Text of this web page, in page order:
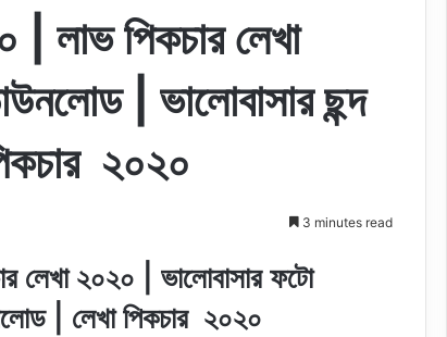
লাভ পিকচার লেখা
| ভালোবাসার ছন্দ
২০২০
3 minutes read
লেখা২০২০ | ভালোবাসার ফটো
| লেখা পিকচার ২০২০